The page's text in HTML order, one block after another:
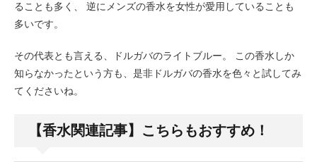
ることも多く、 逆にメンズの香水を女性が愛用していることも
多いです。
その代表とも言える、ドルガバのライトブルー。 この香水しか
知らなかったという方も、是非ドルガバの香水を色々と試してみ
てくださいね。
【香水関連記事】こちらもおすすめ！